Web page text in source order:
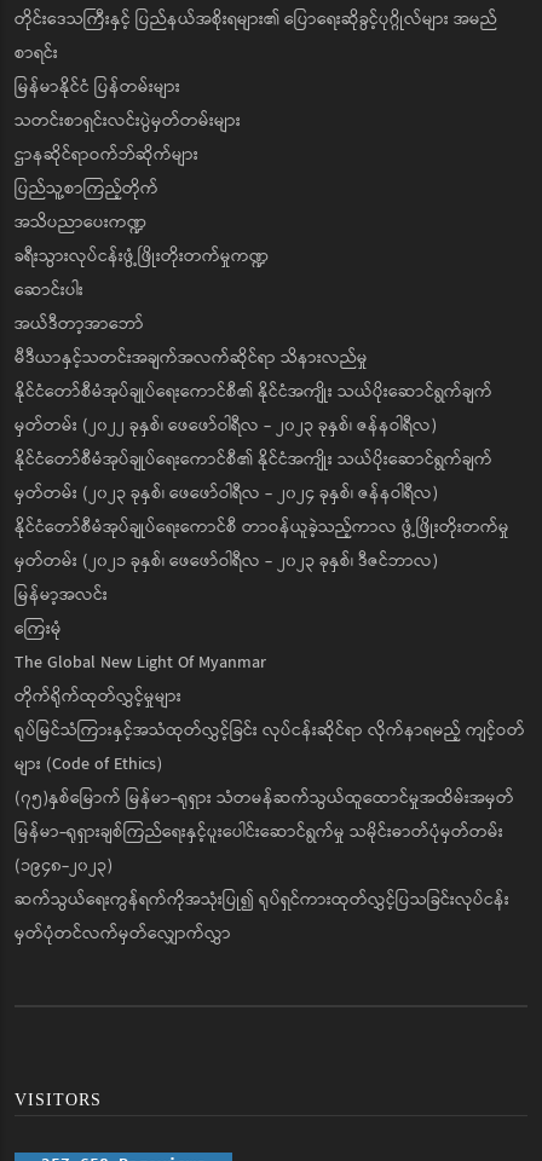
တိုင်းဒေသကြီးနှင့် ပြည်နယ်အစိုးရများ၏ ပြောရေးဆိုခွင့်ပုဂ္ဂိုလ်များ အမည်
စာရင်း
မြန်မာနိုင်ငံ ပြန်တမ်းများ
သတင်းစာရှင်းလင်းပွဲမှတ်တမ်းများ
ဌာနဆိုင်ရာဝက်ဘ်ဆိုက်များ
ပြည်သူ့စာကြည့်တိုက်
အသိပညာပေးကဏ္ဍ
ခရီးသွားလုပ်ငန်းဖွံ့ဖြိုးတိုးတက်မှုကဏ္ဍ
ဆောင်းပါး
အယ်ဒီတာ့အာဘော်
မီဒီယာနှင့်သတင်းအချက်အလက်ဆိုင်ရာ သိနားလည်မှု
နိုင်ငံတော်စီမံအုပ်ချုပ်ရေးကောင်စီ၏ နိုင်ငံအကျိုး သယ်ပိုးဆောင်ရွက်ချက်
မှတ်တမ်း (၂၀၂၂ ခုနှစ်၊ ဖေဖော်ဝါရီလ - ၂၀၂၃ ခုနှစ်၊ ဇန်နဝါရီလ)
နိုင်ငံတော်စီမံအုပ်ချုပ်ရေးကောင်စီ၏ နိုင်ငံအကျိုး သယ်ပိုးဆောင်ရွက်ချက်
မှတ်တမ်း (၂၀၂၃ ခုနှစ်၊ ဖေဖော်ဝါရီလ - ၂၀၂၄ ခုနှစ်၊ ဇန်နဝါရီလ)
နိုင်ငံတော်စီမံအုပ်ချုပ်ရေးကောင်စီ တာဝန်ယူခဲ့သည့်ကာလ ဖွံ့ဖြိုးတိုးတက်မှု
မှတ်တမ်း (၂၀၂၁ ခုနှစ်၊ ဖေဖော်ဝါရီလ - ၂၀၂၃ ခုနှစ်၊ ဒီဇင်ဘာလ)
မြန်မာ့အလင်း
ကြေးမုံ
The Global New Light Of Myanmar
တိုက်ရိုက်ထုတ်လွှင့်မှုများ
ရုပ်မြင်သံကြားနှင့်အသံထုတ်လွှင့်ခြင်း လုပ်ငန်းဆိုင်ရာ လိုက်နာရမည့် ကျင့်ဝတ်
များ (Code of Ethics)
(၇၅)နှစ်မြောက် မြန်မာ-ရုရှား သံတမန်ဆက်သွယ်ထူထောင်မှုအထိမ်းအမှတ်
မြန်မာ-ရုရှားချစ်ကြည်ရေးနှင့်ပူးပေါင်းဆောင်ရွက်မှု သမိုင်းဓာတ်ပုံမှတ်တမ်း
(၁၉၄၈-၂၀၂၃)
ဆက်သွယ်ရေးကွန်ရက်ကိုအသုံးပြု၍ ရုပ်ရှင်ကားထုတ်လွှင့်ပြသခြင်းလုပ်ငန်း
မှတ်ပုံတင်လက်မှတ်လျှောက်လွှာ
VISITORS